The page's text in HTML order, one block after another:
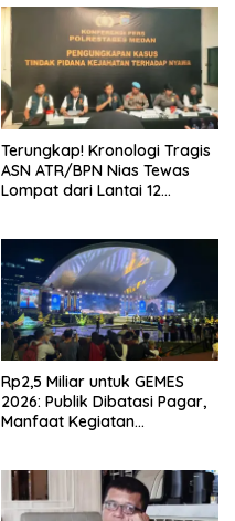
Terungkap! Kronologi Tragis
ASN ATR/BPN Nias Tewas
Lompat dari Lantai 12
Rp2,5 Miliar untuk GEMES
2026: Publik Dibatasi Pagar,
Manfaat Kegiatan